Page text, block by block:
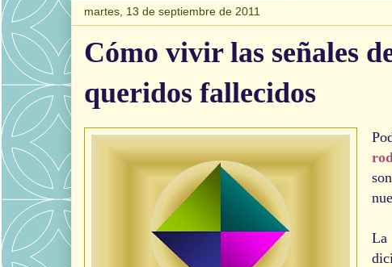
martes, 13 de septiembre de 2011
Cómo vivir las señales
queridos fallecidos
La